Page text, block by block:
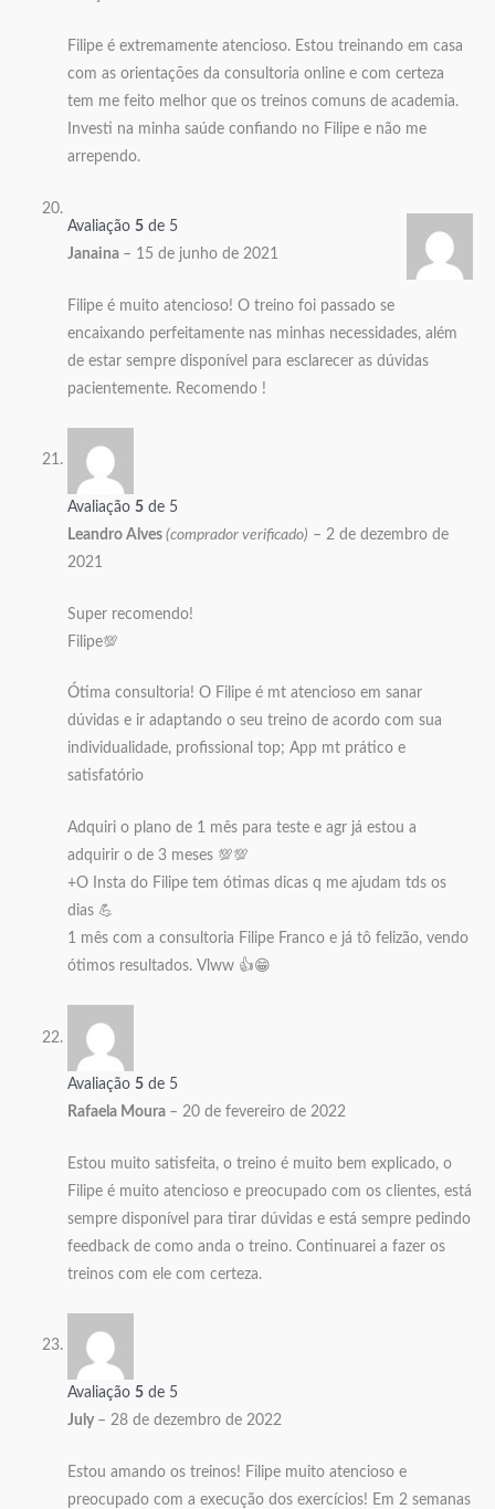
Filipe é extremamente atencioso. Estou treinando em casa
com as orientações da consultoria online e com certeza
tem me feito melhor que os treinos comuns de academia.
Investi na minha saúde confiando no Filipe e não me
arrependo.
Avaliação5 de 5
Janaina – 15 de junho de 2021
Filipe é muito atencioso! O treino foi passado se
encaixando perfeitamente nas minhas necessidades, além
de estar sempre disponível para esclarecer as dúvidas
pacientemente. Recomendo !
Avaliação5 de 5
Leandro Alves(comprador verificado) – 2 de dezembro de
2021
Super recomendo!
Filipe💯
Ótima consultoria! O Filipe é mt atencioso em sanar
dúvidas e ir adaptando o seu treino de acordo com sua
individualidade, profissional top; App mt prático e
satisfatório
Adquiri o plano de 1 mês para teste e agr já estou a
adquirir o de 3 meses 💯💯
+O Insta do Filipe tem ótimas dicas q me ajudam tds os
dias 💪
1 mês com a consultoria Filipe Franco e já tô felizão, vendo
ótimos resultados. Vlww 👍😁
Avaliação5 de 5
Rafaela Moura – 20 de fevereiro de 2022
Estou muito satisfeita, o treino é muito bem explicado, o
Filipe é muito atencioso e preocupado com os clientes, está
sempre disponível para tirar dúvidas e está sempre pedindo
feedback de como anda o treino. Continuarei a fazer os
treinos com ele com certeza.
Avaliação5 de 5
July – 28 de dezembro de 2022
Estou amando os treinos! Filipe muito atencioso e
preocupado com a execução dos exercícios! Em 2 semanas